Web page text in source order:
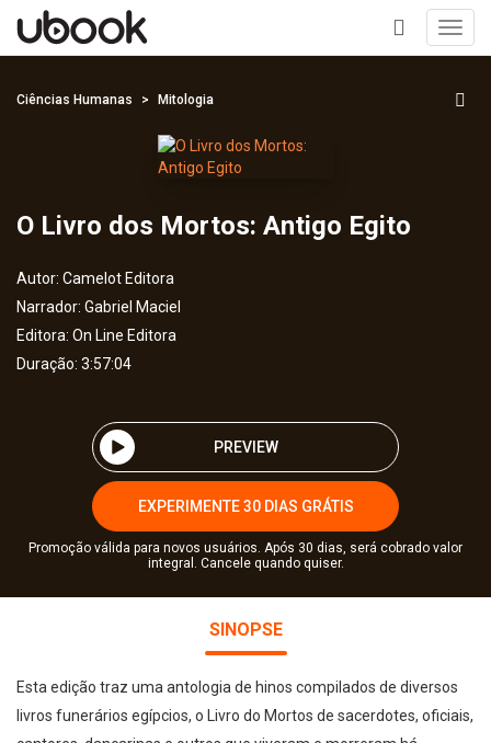
+
Ciências Humanas Mitologia
O Livro dos Mortos: Antigo Egito
Autor: Camelot Editora
Narrador: Gabriel Maciel
Editora: On Line Editora
Duração: 3:57:04
PREVIEW
EXPERIMENTE 30 DIAS GRÁTIS
Promoção válida para novos usuários. Após 30 dias, será cobrado valor
integral. Cancele quando quiser.
SINOPSE
Esta edição traz uma antologia de hinos compilados de diversos
livros funerários egípcios, o Livro do Mortos de sacerdotes, oficiais,